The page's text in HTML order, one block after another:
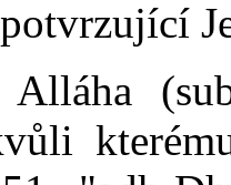
Alláha